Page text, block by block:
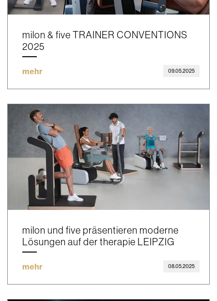
milon & five TRAINER CONVENTIONS
2025
mehr 09.05.2025
milon und five präsentieren moderne
Lösungen auf der therapie LEIPZIG
mehr 08.05.2025